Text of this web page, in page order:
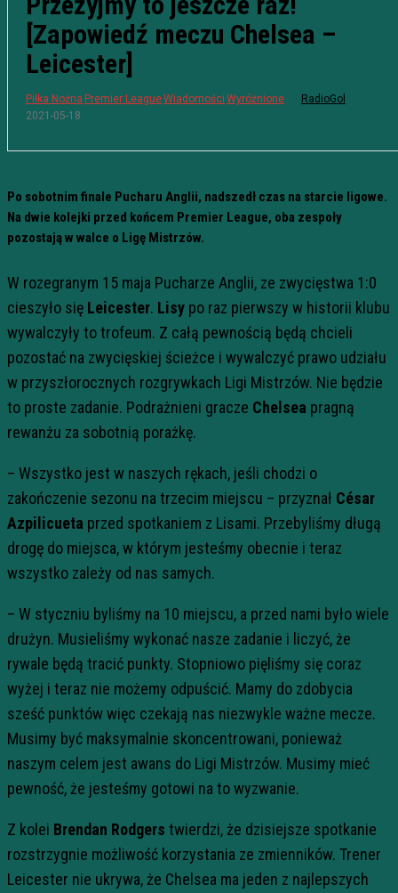
[Zapowiedź meczu Chelsea –
Leicester]
Piłka Nożna Premier LeagueWiadomości Wyróżnione
RadioGol
2021-05-18
Po sobotnim finale Pucharu Anglii, nadszedł czas na starcie ligowe.
Na dwie kolejki przed końcem Premier League, oba zespoły
pozostają w walce o Ligę Mistrzów.
W rozegranym 15 maja Pucharze Anglii, ze zwycięstwa 1:0
cieszyło się Leicester. Lisy po raz pierwszy w historii klubu
wywalczyły to trofeum. Z całą pewnością będą chcieli
pozostać na zwycięskiej ścieżce i wywalczyć prawo udziału
w przyszłorocznych rozgrywkach Ligi Mistrzów. Nie będzie
to proste zadanie. Podrażnieni gracze Chelsea pragną
rewanżu za sobotnią porażkę.
– Wszystko jest w naszych rękach, jeśli chodzi o
zakończenie sezonu na trzecim miejscu – przyznał César
Azpilicueta przed spotkaniem z Lisami. Przebyliśmy długą
drogę do miejsca, w którym jesteśmy obecnie i teraz
wszystko zależy od nas samych.
– W styczniu byliśmy na 10 miejscu, a przed nami było wiele
drużyn. Musieliśmy wykonać nasze zadanie i liczyć, że
rywale będą tracić punkty. Stopniowo pięliśmy się coraz
wyżej i teraz nie możemy odpuścić. Mamy do zdobycia
sześć punktów więc czekają nas niezwykle ważne mecze.
Musimy być maksymalnie skoncentrowani, ponieważ
naszym celem jest awans do Ligi Mistrzów. Musimy mieć
pewność, że jesteśmy gotowi na to wyzwanie.
Z kolei Brendan Rodgers twierdzi, że dzisiejsze spotkanie
rozstrzygnie możliwość korzystania ze zmienników. Trener
Leicester nie ukrywa, że Chelsea ma jeden z najlepszych